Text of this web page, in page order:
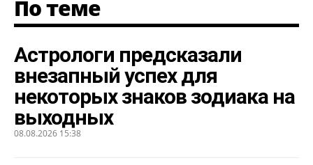
По теме
Астрологи предсказали
внезапный успех для
некоторых знаков зодиака на
выходных
08.08.2026 15:38